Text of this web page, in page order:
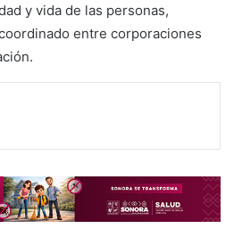
y vida de las personas,
entre corporaciones